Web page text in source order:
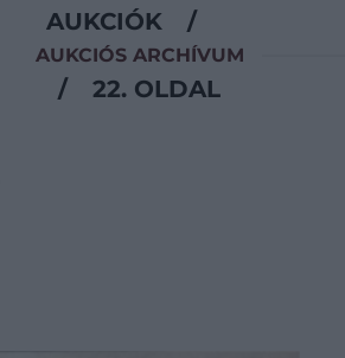
AUKCIÓK /
AUKCIÓS ARCHÍVUM
/ 22. OLDAL